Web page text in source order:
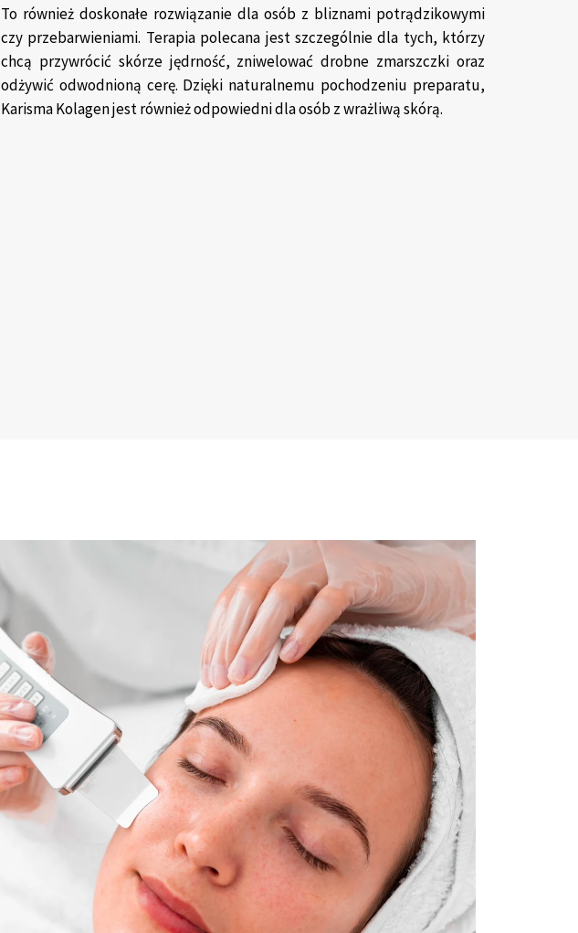
To również doskonałe rozwiązanie dla osób z bliznami potrądzikowymi
czy przebarwieniami. Terapia polecana jest szczególnie dla tych, którzy
chcą przywrócić skórze jędrność, zniwelować drobne zmarszczki oraz
odżywić odwodnioną cerę. Dzięki naturalnemu pochodzeniu preparatu,
Karisma Kolagen jest również odpowiedni dla osób z wrażliwą skórą.